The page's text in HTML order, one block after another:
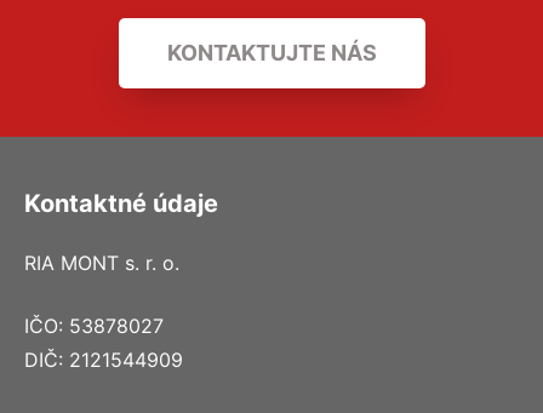
KONTAKTUJTE NÁS
Kontaktné údaje
RIA MONT s. r. o.
IČO: 53878027
DIČ: 2121544909